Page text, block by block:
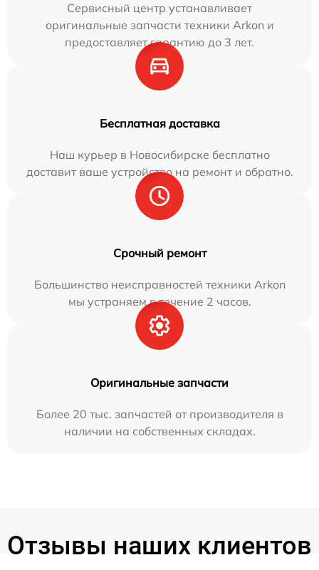
Сервисный центр устанавливает
оригинальные запчасти техники Arkon и
предоставляет гарантию до 3 лет.
Бесплатная доставка
Наш курьер в Новосибирске бесплатно
доставит ваше устройство на ремонт и обратно.
Срочный ремонт
Большинство неисправностей техники Arkon
мы устраняем в течение 2 часов.
Оригинальные запчасти
Более 20 тыс. запчастей от производителя в
наличии на собственных складах.
Отзывы наших клиентов